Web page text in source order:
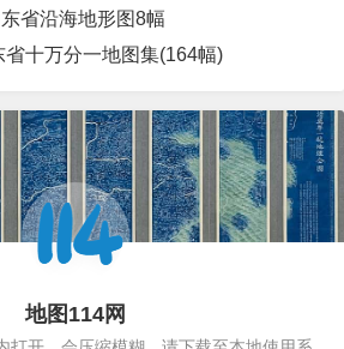
省沿海地形图8幅
省十万分一地图集(164幅)
地图114网